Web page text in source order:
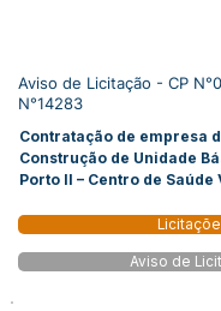
Aviso de Licitação - CP
N°14283
Contratação de empresa
Construção de Unidade
Porto II – Centro de
Aviso de